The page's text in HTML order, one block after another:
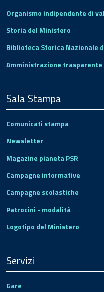
Organismo indipendente di
Storia del Ministero
Biblioteca Storica Nazionale
Amministrazione trasparente
Sala Stampa
Comunicati stampa
Newsletter
Magazine pianeta PSR
Campagne informative
Campagne scolastiche
Patrocini - modalità
Logotipo del Ministero
Servizi
Gare